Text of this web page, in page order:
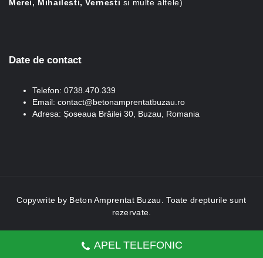
Merei, Mihailesti, Vernesti si multe altele)
Date de contact
Telefon: 0738.470.339
Email: contact@betonamprentatbuzau.ro
Adresa: Șoseaua Brăilei 30, Buzau, Romania
Copywrite by Beton Amprentat Buzau
. Toate drepturile sunt
rezervate.
APEL TELEFONIC